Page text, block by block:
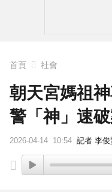
首頁 社會
朝天宮媽祖
警「神」速
2026-04-14 10:54 記者 李俊